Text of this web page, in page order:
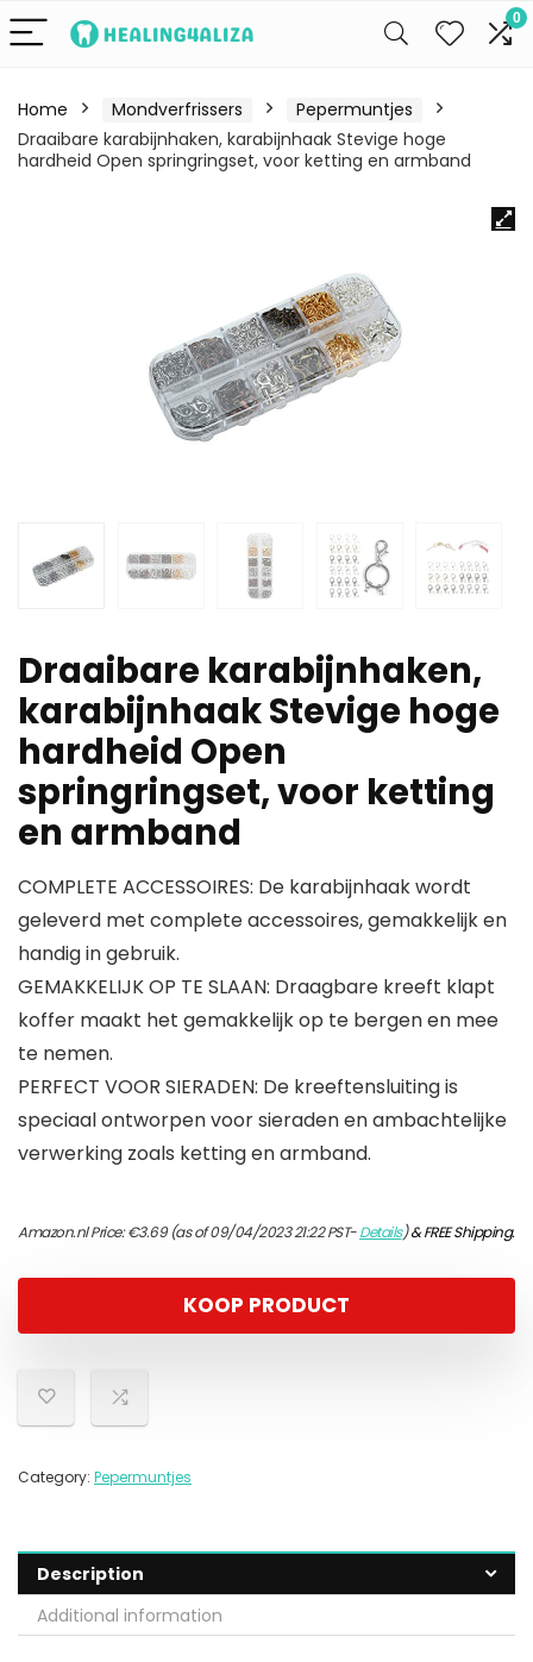
0
Home Mondverfrissers
Pepermuntjes
Draaibare karabijnhaken, karabijnhaak Stevige hoge
hardheid Open springringset, voor ketting en armband
Draaibare karabijnhaken,
karabijnhaak Stevige hoge
hardheid Open
springringset, voor ketting
en armband
COMPLETE ACCESSOIRES: De karabijnhaak wordt
geleverd met complete accessoires, gemakkelijk en
handig in gebruik.
GEMAKKELIJK OP TE SLAAN: Draagbare kreeft klapt
koffer maakt het gemakkelijk op te bergen en mee
te nemen.
PERFECT VOOR SIERADEN: De kreeftensluiting is
speciaal ontworpen voor sieraden en ambachtelijke
verwerking zoals ketting en armband.
Amazon.nl Price:€3.69(as of 09/04/2023 21:22 PST-Details)&FREE Shipping.
KOOP PRODUCT
Category: Pepermuntjes
Description
Additional information